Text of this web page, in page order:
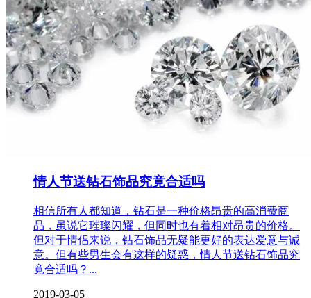
情人节送钻石饰品究竟合适吗
相信所有人都知道，钻石是一种价格昂贵的高消费商
品，虽说它璀璨闪耀，但同时也有着相对昂贵的价格。
但对于情侣来说，钻石饰品无疑能更好的表达爱意与诚
意。但有些男生会有这样的疑惑，情人节送钻石饰品究
竟合适吗？...
2019-03-05